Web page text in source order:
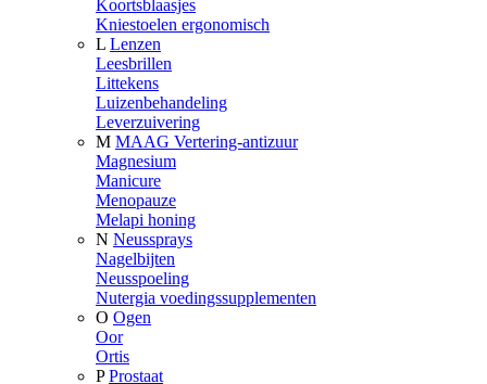
Koortsblaasjes
Kniestoelen ergonomisch
L Lenzen
Leesbrillen
Littekens
Luizenbehandeling
Leverzuivering
M MAAG Vertering-antizuur
Magnesium
Manicure
Menopauze
Melapi honing
N Neussprays
Nagelbijten
Neusspoeling
Nutergia voedingssupplementen
O Ogen
Oor
Ortis
P Prostaat